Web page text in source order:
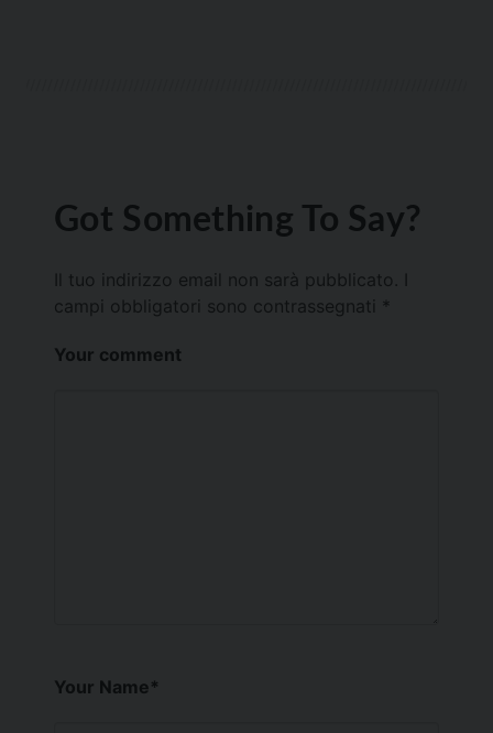
Got Something To Say?
Il tuo indirizzo email non sarà pubblicato.
campi obbligatori sono contrassegnati *
Your comment
Your Name*